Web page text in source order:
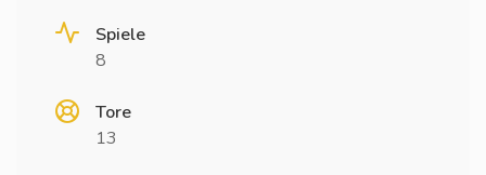
Spiele
8
Tore
13